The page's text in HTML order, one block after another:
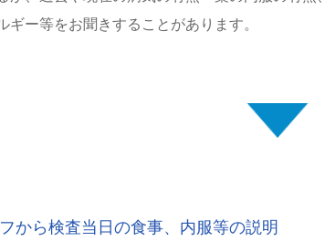
ギー等をお聞きすることがあります。
から検査当日の食事、内服等の説明